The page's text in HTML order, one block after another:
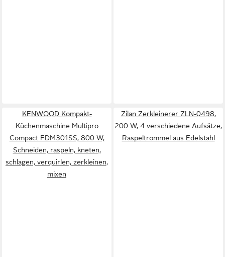
KENWOOD Kompakt-
Küchenmaschine Multipro
Compact FDM301SS, 800 W,
Schneiden, raspeln, kneten,
schlagen, verquirlen, zerkleinen,
mixen
Zilan Zerkleinerer ZLN-0498,
200 W, 4 verschiedene Aufsätze,
Raspeltrommel aus Edelstahl